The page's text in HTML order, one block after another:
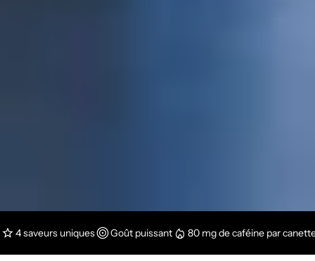
4 saveurs uniques Goût puissant 80 mg de caféine par